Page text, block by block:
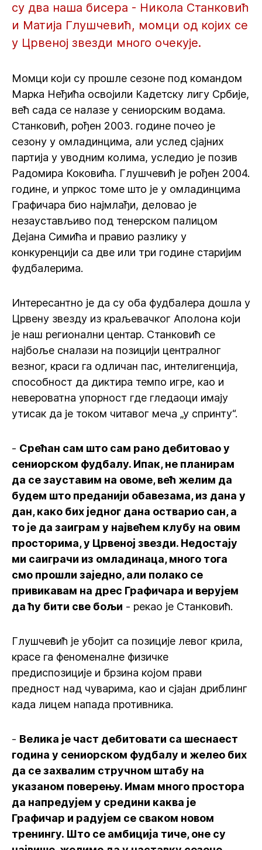
су два наша бисера - Никола Станковић
и Матија Глушчевић, момци од којих се
у Црвеној звезди много очекује.
Момци који су прошле сезоне под командом
Марка Неђића освојили Кадетску лигу Србије,
већ сада се налазе у сениорским водама.
Станковић, рођен 2003. године почео је
сезону у омладинцима, али услед сјајних
партија у уводним колима, уследио је позив
Радомира Коковића. Глушчевић је рођен 2004.
године, и упркос томе што је у омладинцима
Графичара био најмлађи, деловао је
незаустављиво под тенерском палицом
Дејана Симића и правио разлику у
конкуренцији са две или три године старијим
фудбалерима.
Интересантно је да су оба фудбалера дошла у
Црвену звезду из краљевачког Аполона који
је наш регионални центар. Станковић се
најбоље сналази на позицији централног
везног, краси га одличан пас, интелигенција,
способност да диктира темпо игре, као и
невероватна упорност где гледаоци имају
утисак да је током читавог меча „у спринту“.
- Срећан сам што сам рано дебитовао у
сениорском фудбалу. Ипак, не планирам
да се зауставим на овоме, већ желим да
будем што преданији обавезама, из дана у
дан, како бих једног дана остварио сан, а
то је да заиграм у највећем клубу на овим
просторима, у Црвеној звезди. Недостају
ми саиграчи из омладинаца, много тога
смо прошли заједно, али полако се
привикавам на дрес Графичара и верујем
да ћу бити све бољи - рекао је Станковић.
Глушчевић је убојит са позиције левог крила,
красе га феноменалне физичке
предиспозиције и брзина којом прави
предност над чуварима, као и сјајан дриблинг
када лицем напада противника.
- Велика је част дебитовати са шеснаест
година у сениорском фудбалу и желео бих
да се захвалим стручном штабу на
указаном поверењу. Имам много простора
да напредујем у средини каква је
Графичар и радујем се сваком новом
тренингу. Што се амбиција тиче, оне су